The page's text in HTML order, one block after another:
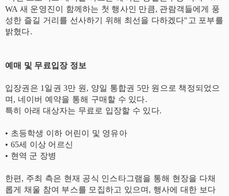
WA 새 운영진이 함께하는 첫 행사인 만큼, 관람객들에게 풍
성한 즐길 거리를 선사하기 위해 최선을 다하겠다"고 포부를
밝혔다.
​예매 및 무료입장 정보
입장권은 1일권 3만 원, 양일 통합권 5만 원으로 책정되었으
며, 네이버 예약을 통해 구매할 수 있다.
특히 아래 대상자는 무료로 입장할 수 있다.
​• 초등학생 이하 어린이 및 영유아
​• 65세 이상 어르신
​• 현역 군 장병
​한편, 주최 측은 현재 공식 인스타그램을 통해 현장을 다채
롭게 채울 참여 부스를 모집하고 있으며, 행사에 대한 보다